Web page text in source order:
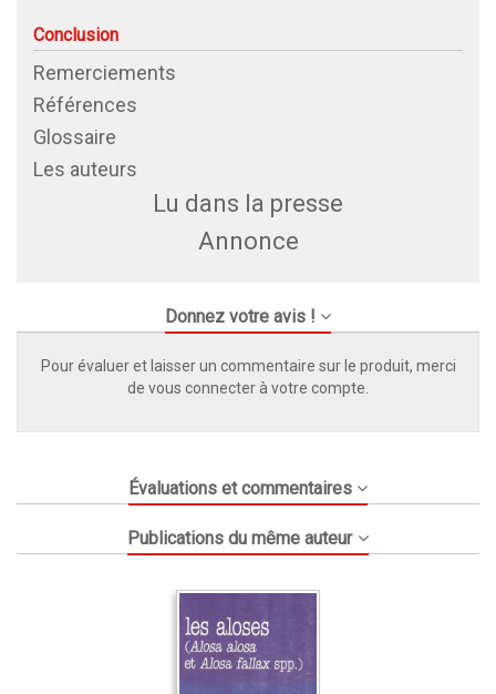
Conclusion
Remerciements
Références
Glossaire
Les auteurs
Lu dans la presse
Annonce
Donnez votre avis !
Pour évaluer et laisser un commentaire sur le produit, merci
de vous connecter à votre compte.
Évaluations et commentaires
Publications du même auteur